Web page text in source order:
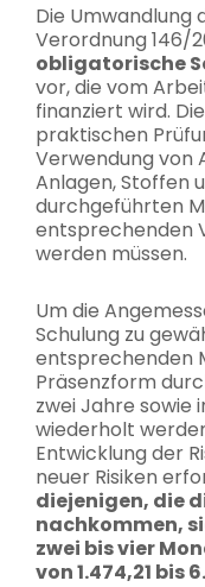
Die Umwandlung
Verordnung 146/
obligatorische
vor, die vom
finanziert wird.
praktischen
Verwendung von
Anlagen, Stoffen
durchgeführten
entsprechenden
werden müssen.
Um die
Schulung zu
entsprechenden
Präsenzform
zwei Jahre sowie
wiederholt
Entwicklung der
neuer Risiken
diejenigen, die
nachkommen,
zwei bis vier
von 1.474,21 bis